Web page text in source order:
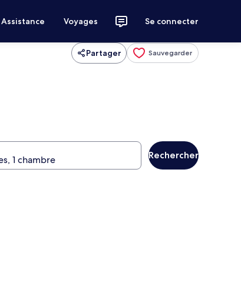
Assistance Voyages Se connecter
Partager Sauvegarder
Rechercher